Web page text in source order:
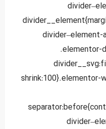
.elementor-